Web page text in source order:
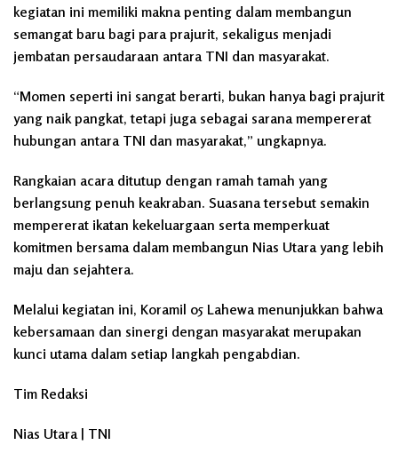
kegiatan ini memiliki makna penting dalam membangun
semangat baru bagi para prajurit, sekaligus menjadi
jembatan persaudaraan antara TNI dan masyarakat.
“Momen seperti ini sangat berarti, bukan hanya bagi prajurit
yang naik pangkat, tetapi juga sebagai sarana mempererat
hubungan antara TNI dan masyarakat,” ungkapnya.
Rangkaian acara ditutup dengan ramah tamah yang
berlangsung penuh keakraban. Suasana tersebut semakin
mempererat ikatan kekeluargaan serta memperkuat
komitmen bersama dalam membangun Nias Utara yang lebih
maju dan sejahtera.
Melalui kegiatan ini, Koramil 05 Lahewa menunjukkan bahwa
kebersamaan dan sinergi dengan masyarakat merupakan
kunci utama dalam setiap langkah pengabdian.
Tim Redaksi
Nias Utara | TNI